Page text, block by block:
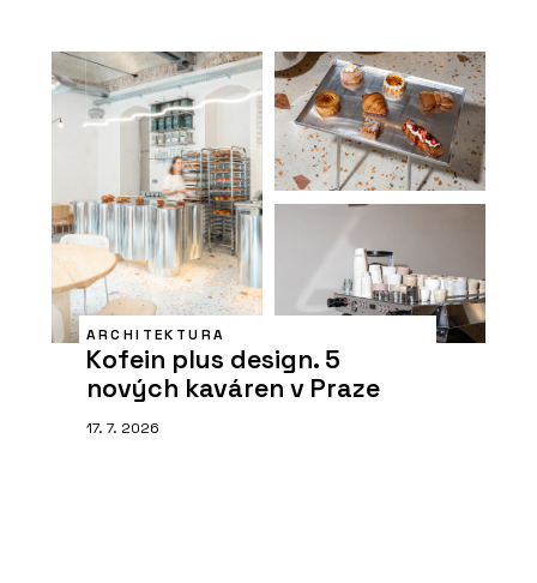
ARCHITEKTURA
Kofein plus design. 5
nových kaváren v Praze
17. 7. 2026